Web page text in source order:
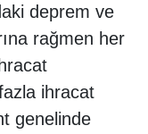
deprem ve
rağmen her
ihracat
genelinde